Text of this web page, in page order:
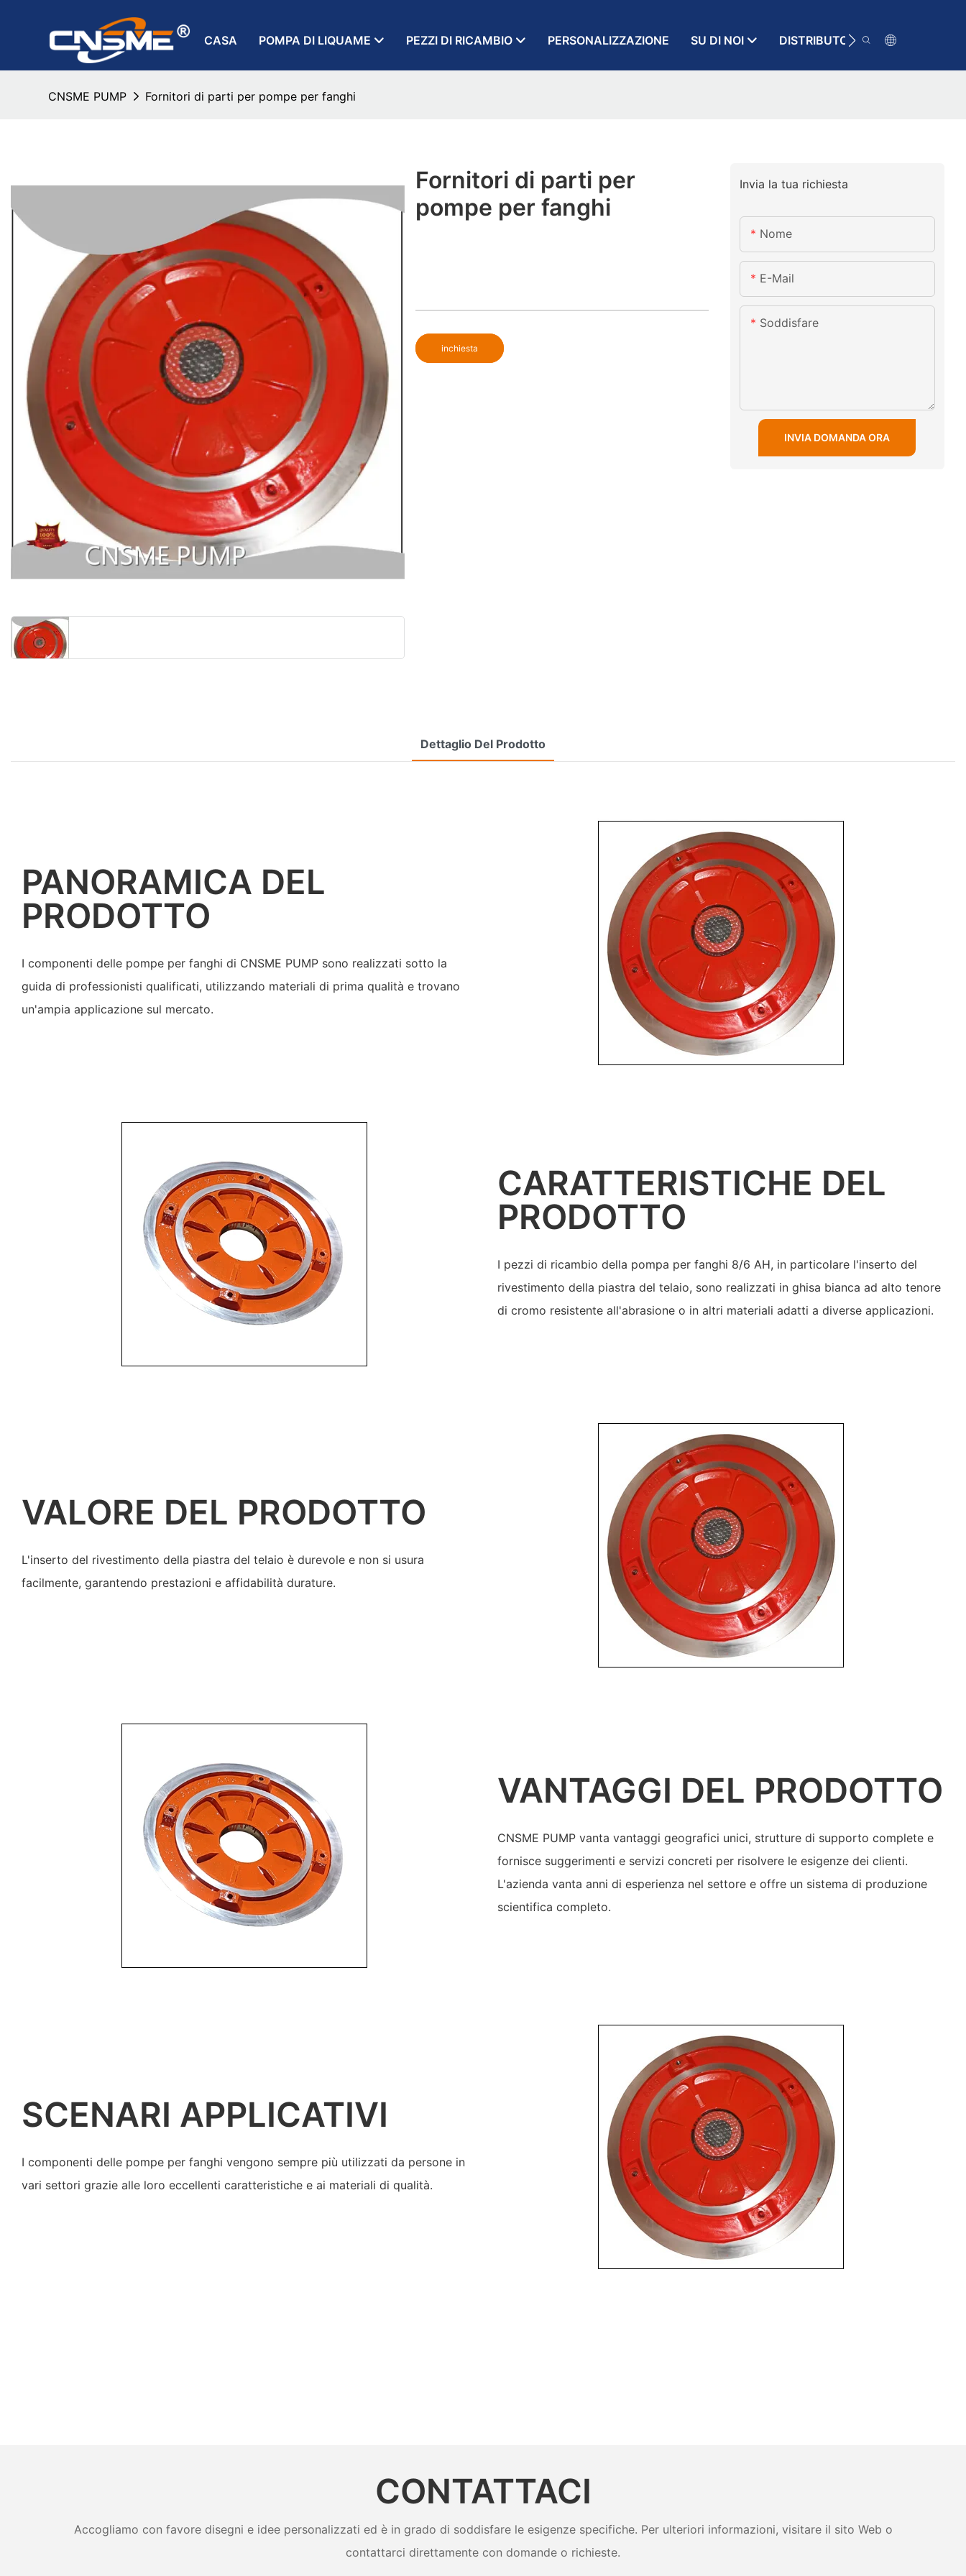
CASA POMPA DI LIQUAME PEZZI DI RICAMBIO PERSONALIZZAZIONE SU DI NOI DISTRIBUTORE RISORSA
CNSME PUMP Fornitori di parti per pompe per fanghi
Fornitori di parti per
pompe per fanghi
inchiesta
Invia la tua richiesta
Nome
E-Mail
Soddisfare
INVIA DOMANDA ORA
Dettaglio Del Prodotto
PANORAMICA DEL
PRODOTTO
I componenti delle pompe per fanghi di CNSME PUMP sono realizzati sotto la
guida di professionisti qualificati, utilizzando materiali di prima qualità e trovano
un'ampia applicazione sul mercato.
CARATTERISTICHE DEL
PRODOTTO
I pezzi di ricambio della pompa per fanghi 8/6 AH, in particolare l'inserto del
rivestimento della piastra del telaio, sono realizzati in ghisa bianca ad alto tenore
di cromo resistente all'abrasione o in altri materiali adatti a diverse applicazioni.
VALORE DEL PRODOTTO
L'inserto del rivestimento della piastra del telaio è durevole e non si usura
facilmente, garantendo prestazioni e affidabilità durature.
VANTAGGI DEL PRODOTTO
CNSME PUMP vanta vantaggi geografici unici, strutture di supporto complete e
fornisce suggerimenti e servizi concreti per risolvere le esigenze dei clienti.
L'azienda vanta anni di esperienza nel settore e offre un sistema di produzione
scientifica completo.
SCENARI APPLICATIVI
I componenti delle pompe per fanghi vengono sempre più utilizzati da persone in
vari settori grazie alle loro eccellenti caratteristiche e ai materiali di qualità.
CONTATTACI
Accogliamo con favore disegni e idee personalizzati ed è in grado di soddisfare le esigenze specifiche. Per ulteriori informazioni, visitare il sito Web o
contattarci direttamente con domande o richieste.